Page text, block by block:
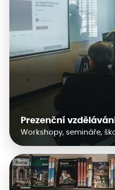
Prezenční
Workshopy, semináře,